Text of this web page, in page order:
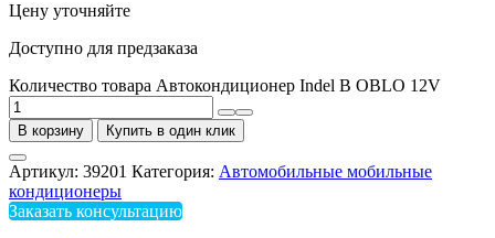
Цену уточняйте
Доступно для предзаказа
Количество товара Автокондиционер Indel B OBLO 12V
В корзину Купить в один клик
Артикул: 39201 Категория: Автомобильные мобильные
кондиционеры
Заказать консультацию